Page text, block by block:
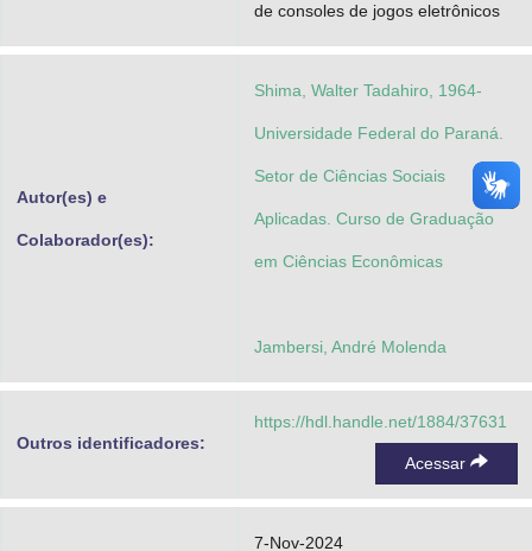
de consoles de jogos eletrônicos
Autor(es) e
Colaborador(es):
Shima, Walter Tadahiro, 1964-
Universidade Federal do Paraná.
Setor de Ciências Sociais
Aplicadas. Curso de Graduação
em Ciências Econômicas
Jambersi, André Molenda
Outros identificadores:
https://hdl.handle.net/1884/37631
Acessar
7-Nov-2024